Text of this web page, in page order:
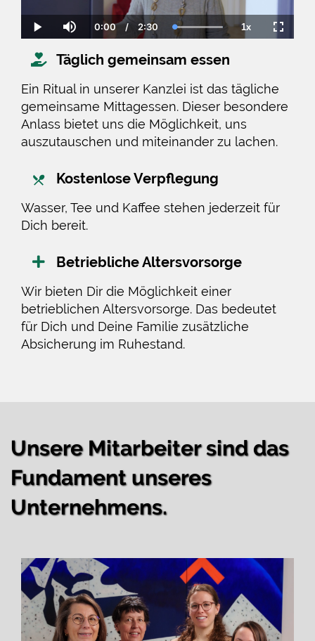
Play Mute
Current
Time
0:00 / Duration
2:30 Loaded
100.00%
1xPlayback
Rate
Täglich gemeinsam essen
Ein Ritual in unserer Kanzlei ist das tägliche
gemeinsame Mittagessen. Dieser besondere
Anlass bietet uns die Möglichkeit, uns
auszutauschen und miteinander zu lachen.
Kostenlose Verpflegung
Wasser, Tee und Kaffee stehen jederzeit für
Dich bereit.
Betriebliche Altersvorsorge
Wir bieten Dir die Möglichkeit einer
betrieblichen Altersvorsorge. Das bedeutet
für Dich und Deine Familie zusätzliche
Absicherung im Ruhestand.
Unsere Mitarbeiter sind das
Fundament unseres
Unternehmens.